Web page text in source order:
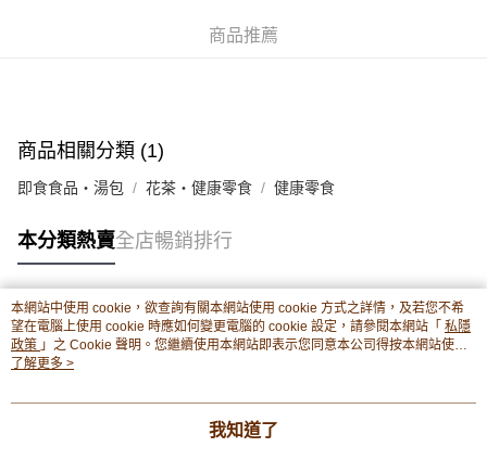
內將付款金額存入以上其中一個戶口，付款後請將收據或成功轉帳畫面截圖
順豐站及順豐自提點
每筆HK$80.00，滿HK$380.00或以上免運費
每筆HK$80.00，滿HK$380.00或以上免運費
付款後門市自取 (3-6天可到店取) (取貨請自備購物袋)
每筆HK$80.00，滿HK$380.00或以上免運費
商品推薦
商品相關分類 (1)
即食食品・湯包 花茶・健康零食 健康零食
本分類熱賣全店暢銷排行
熱門標籤
熱銷排行
本網站中使用 cookie，欲查詢有關本網站使用 cookie 方式之詳情，及若您不希
望在電腦上使用 cookie 時應如何變更電腦的 cookie 設定，請參閱本網站「 私隱
政策 」之 Cookie 聲明。您繼續使用本網站即表示您同意本公司得按本網站使用
條款之 Cookie 聲明使用 cookie。
了解更多 >
我知道了